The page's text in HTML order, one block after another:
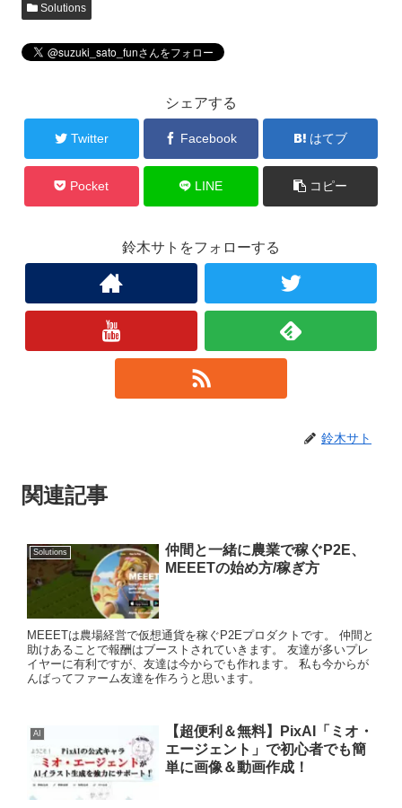
Solutions
シェアする
Twitter Facebook はてブ
Pocket LINE コピー
鈴木サトをフォローする
鈴木サト
関連記事
Solutions
仲間と一緒に農業で稼ぐP2E、
MEEETの始め方/稼ぎ方
MEEETは農場経営で仮想通貨を稼ぐP2Eプロダクトです。 仲間と
助けあることで報酬はブーストされていきます。 友達が多いプレ
イヤーに有利ですが、友達は今からでも作れます。 私も今からが
んばってファーム友達を作ろうと思います。
AI
【超便利＆無料】PixAI「ミオ・
エージェント」で初心者でも簡
単に画像＆動画作成！